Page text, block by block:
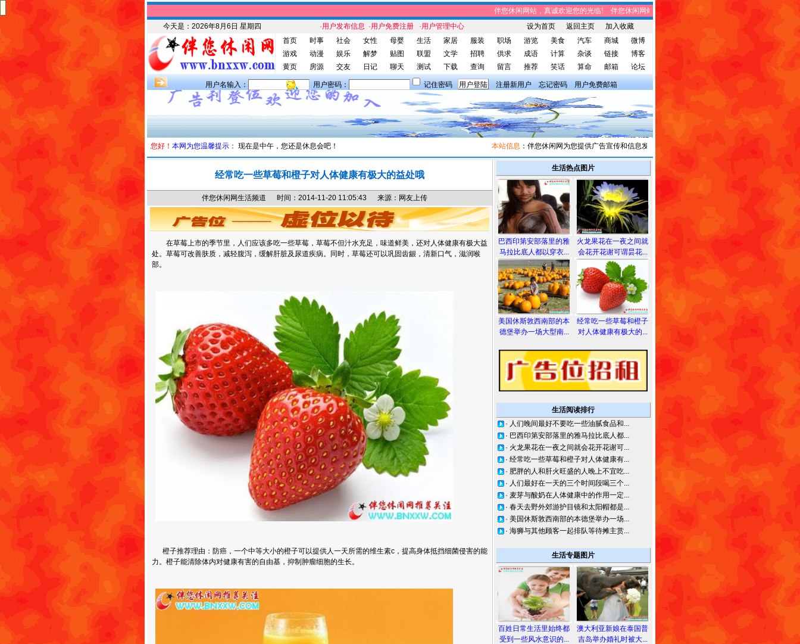
伴您休闲网站，真诚欢迎您的光临! 伴您休闲网站，将免费给您带来趣味时事、笑话集锦、家庭
今天是： 2026年8月6日 星期四 ·用户发布信息 ·用户免费注册 ·用户管理中心 设为首页 返回主页
加入收藏
首页
时事 社会 女性 母婴 生活 家居 服装 职场 游览 美食 汽车 商城
微博
游戏
动漫 娱乐 解梦 贴图 联盟 文学 招聘 供求 成语 计算 杂谈 链接
博客
黄页
房源 交友 日记 聊天 测试 下载 查询 留言 推荐 笑话 算命 邮箱 论坛
用户名输入： 用户密码： 记住密码 注册新用户 忘记密码 用户免费邮箱
您好！ 本网为您温馨提示： 现在是中午，您还是休息会吧！ 本站信息：伴您休闲网为您提供广告宣传和信息发布，有需求者请与我们联系。
经常吃一些草莓和橙子对人体健康有极大的益处哦
伴您休闲网生活频道 时间：2014-11-20 11:05:43 来源：网友上传
在草莓上市的季节里，人们应该多吃一些草莓，草莓不但汁水充足，味道鲜美，还对人体健康有极大益
处。草莓可改善肤质，减轻腹泻，缓解肝脏及尿道疾病。同时，草莓还可以巩固齿龈，清新口气，滋润喉
部。
橙子推荐理由：防癌，一个中等大小的橙子可以提供人一天所需的维生素c，提高身体抵挡细菌侵害的能
力。橙子能清除体内对健康有害的自由基，抑制肿瘤细胞的生长。
生活热点图片
巴西印第安部落里的雅
马拉比底人都以穿衣...
美国休斯敦西南部的本
德堡举办一场大型南...
火龙果花在一夜之间就
会花开花谢可谓昙花...
经常吃一些草莓和橙子
对人体健康有极大的...
生活阅读排行
· 人们晚间最好不要吃一些油腻食品和...
· 巴西印第安部落里的雅马拉比底人都...
· 火龙果花在一夜之间就会花开花谢可...
· 经常吃一些草莓和橙子对人体健康有...
· 肥胖的人和肝火旺盛的人晚上不宜吃...
· 人们最好在一天的三个时间段喝三个...
· 麦芽与酸奶在人体健康中的作用一定...
· 春天去野外郊游护目镜和太阳帽都是...
· 美国休斯敦西南部的本德堡举办一场...
· 海狮与其他顾客一起排队等待摊主赏...
生活专题图片
百姓日常生活里始终都
受到一些风水意识的...
澳大利亚新娘在泰国普
吉岛举办婚礼时被大...